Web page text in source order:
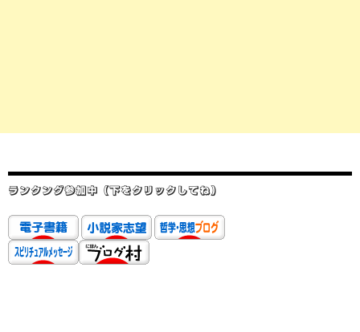
ランクング参加中（下をクリックしてね）